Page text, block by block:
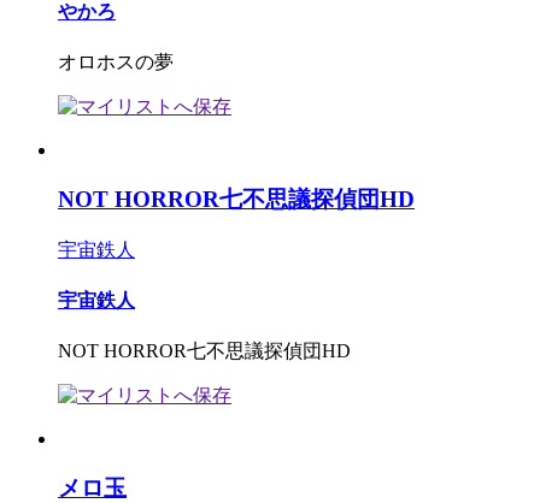
やかろ
オロホスの夢
NOT HORROR七不思議探偵団HD
宇宙鉄人
宇宙鉄人
NOT HORROR七不思議探偵団HD
メロ玉